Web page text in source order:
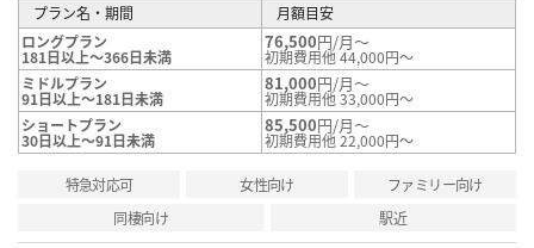
プラン名・期間
月額目安
ロングプラン
181日以上～366日未満
76,500円/月～
初期費用他 44,000円～
ミドルプラン
91日以上～181日未満
81,000円/月～
初期費用他 33,000円～
ショートプラン
30日以上～91日未満
85,500円/月～
初期費用他 22,000円～
特急対応可 女性向け
ファミリー向け
同棲向け
駅近